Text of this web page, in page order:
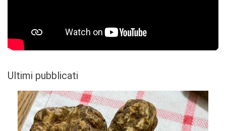
Ultimi pubblicati